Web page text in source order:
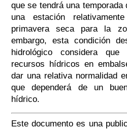
que se tendrá una
una estación
primavera seca para la
embargo, esta condición
hidrológico considera
recursos hídricos en
dar una relativa normalidad
que dependerá de un
hídrico.
Este documento es una